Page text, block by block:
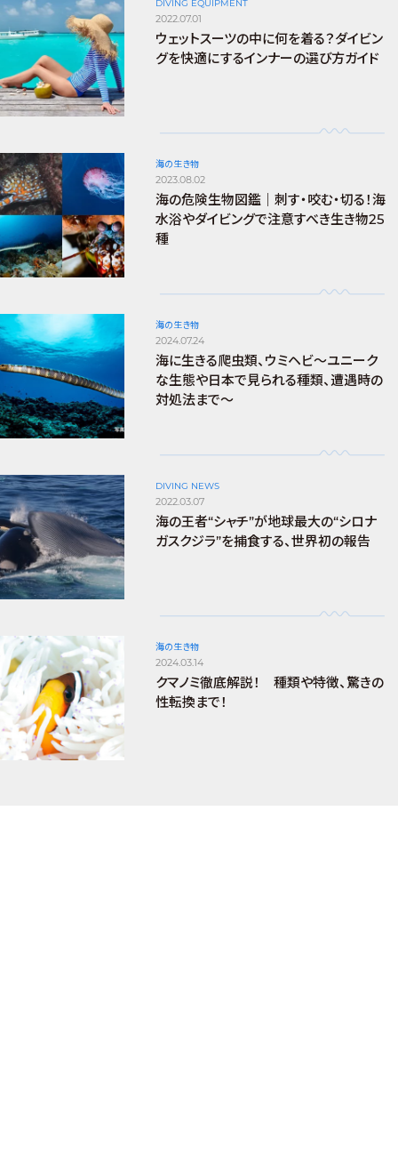
DIVING EQUIPMENT
2022.07.01
ウェットスーツの中に何を着る？ダイビン
グを快適にするインナーの選び方ガイド
海の生き物
2023.08.02
海の危険生物図鑑｜刺す・咬む・切る！海
水浴やダイビングで注意すべき生き物25
種
海の生き物
2024.07.24
海に生きる爬虫類、ウミヘビ～ユニーク
な生態や日本で見られる種類、遭遇時の
対処法まで～
DIVING NEWS
2022.03.07
海の王者“シャチ”が地球最大の“シロナ
ガスクジラ”を捕食する、世界初の報告
海の生き物
2024.03.14
クマノミ徹底解説！ 種類や特徴、驚きの
性転換まで！